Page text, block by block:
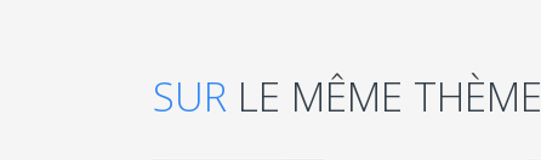
SUR LE MÊME THÈME